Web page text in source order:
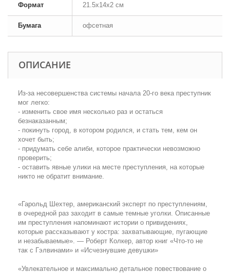
Формат 21.5x14x2 см
Бумага офсетная
ОПИСАНИЕ
Из-за несовершенства системы начала 20-го века преступник
мог легко:
- изменить свое имя несколько раз и остаться
безнаказанным;
- покинуть город, в котором родился, и стать тем, кем он
хочет быть;
- придумать себе алиби, которое практически невозможно
проверить;
- оставить явные улики на месте преступления, на которые
никто не обратит внимание.
«Гарольд Шехтер, американский эксперт по преступлениям,
в очередной раз заходит в самые темные уголки. Описанные
им преступления напоминают истории о привидениях,
которые рассказывают у костра: захватывающие, пугающие
и незабываемые». — Роберт Колкер, автор книг «Что-то не
так с Гэлвинами» и «Исчезнувшие девушки»
«Увлекательное и максимально детальное повествование о